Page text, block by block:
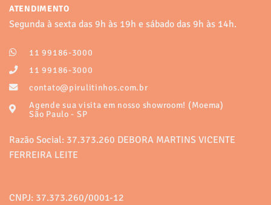
várias
variantes.
podem
ser
escolhidas
na
página
do
variantes.
página
ATENDIMENTO
Segunda à sexta das 9h às 19h e sábado das 9h às 14h.
11 99186-3000
11 99186-3000
contato@pirulitinhos.com.br
Agende sua visita em nosso showroom! (Moema)
São Paulo - SP
Razão Social: 37.373.260 DEBORA MARTINS VICENTE
FERREIRA LEITE
CNPJ: 37.373.260/0001-12